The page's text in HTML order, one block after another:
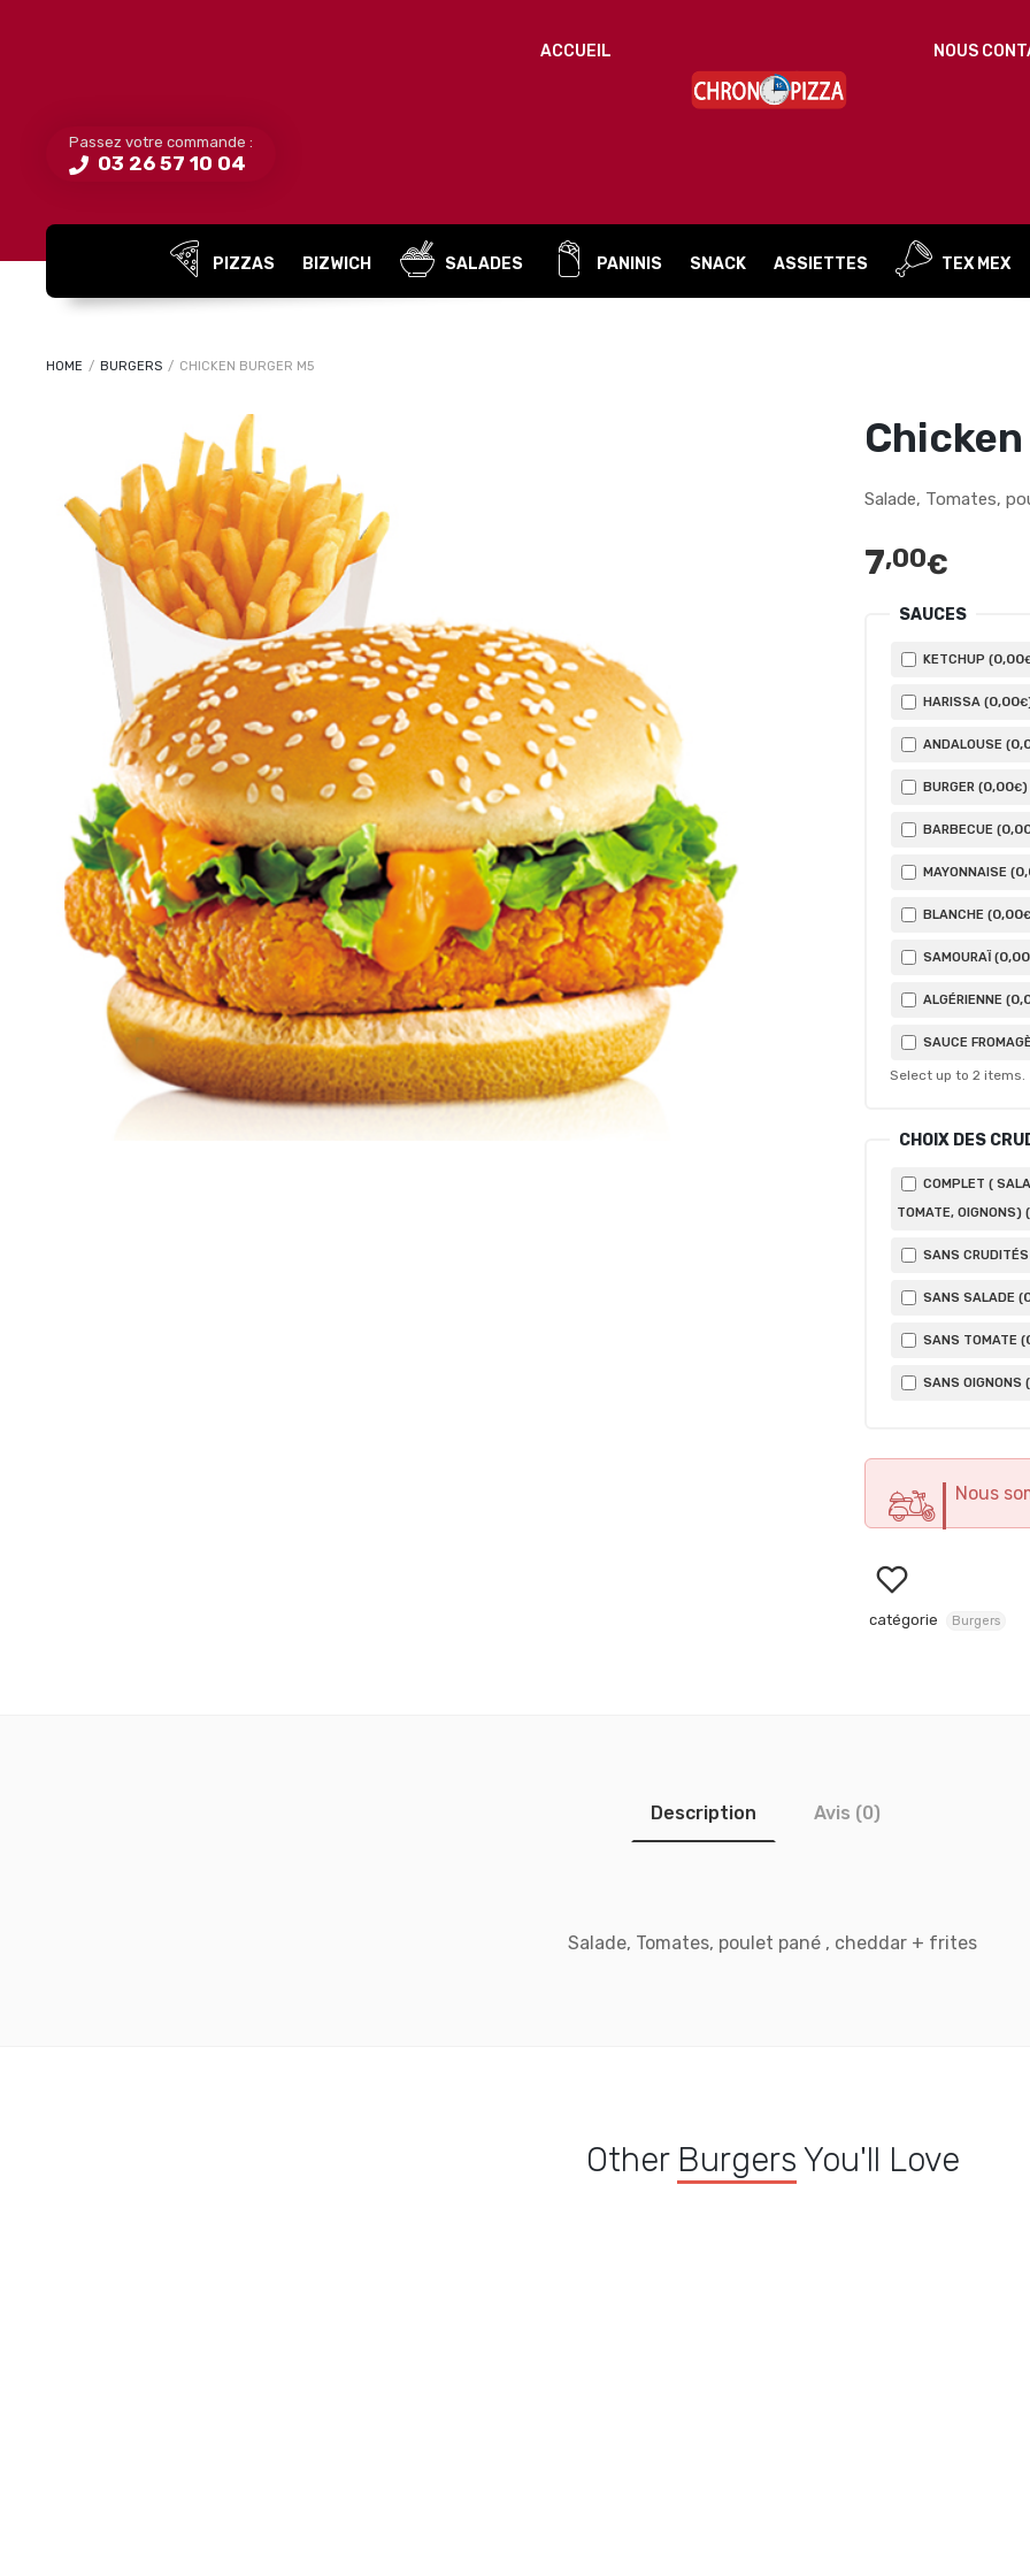
NOUS
ACCUEIL
Passez votre commande :
03 26 57 10 04
Mot de passe perdu ?
Un mot de passe sera envoyé vers votre adresse
PIZZAS BIZWICH SALADES PANINIS SNACK ASSIETTES TEX MEX
HOME / BURGERS / CHICKEN BURGER M5
Salade, Tomates,
7,00€
SAUCES
KETCHUP (0,00
HARISSA (0,00€
ANDALOUSE (0
BURGER (0,00€)
BARBECUE (0
MAYONNAISE (0
BLANCHE (0,00€
SAMOURAÏ (0,00
ALGÉRIENNE (0
SAUCE
Select up to 2 items.
CHOIX DES
COMPLET (
TOMATE, OIGNONS) (
SANS
SANS SALADE (
SANS TOMATE (
SANS OIGNONS (
Nous
catégorie Burgers
Description Avis (0)
Salade, Tomates, poulet pané , cheddar + frites
Other Burgers You'll Love